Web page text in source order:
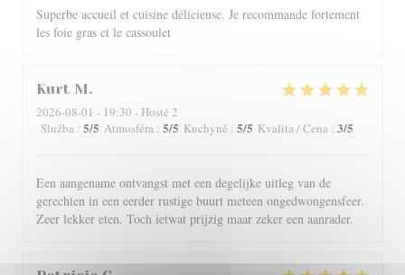
Superbe accueil et cuisine délicieuse. Je recommande fortement
les foie gras et le cassoulet
Kurt M
2026-08-01 - 19:30 - Hosté 2
Služba : 5/5 Atmosféra : 5/5 Kuchyně : 5/5 Kvalita / Cena : 3/5
Een aangename ontvangst met een degelijke uitleg van de
gerechten in een eerder rustige buurt meteen ongedwongensfeer.
Zeer lekker eten. Toch ietwat prijzig maar zeker een aanrader.